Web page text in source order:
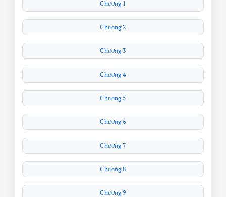
Chương 1
Chương 2
Chương 3
Chương 4
Chương 5
Chương 6
Chương 7
Chương 8
Chương 9